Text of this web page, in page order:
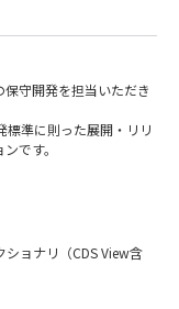
理職であることが必要な
非判定に必要な機械・
の仕事の流れをOJTキ
キャッチアップするこ
やり取りや装置・保守
、該非判定業務や出荷
ら、本ポジションの 担
守開発を担当いただき
準に則った展開・リリ
です。
ョナリ（CDS View含